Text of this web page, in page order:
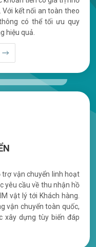
kết nối an toàn theo
có thể tối ưu quy
hiệu quả.
trợ vận chuyển linh hoạt
yêu cầu về thu nhận hồ
vật lý tới Khách hàng.
vận chuyển toàn quốc,
xây dựng tùy biến đáp